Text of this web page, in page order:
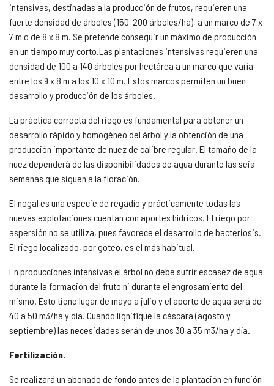
intensivas, destinadas a la producción de frutos, requieren una
fuerte densidad de árboles (150-200 árboles/ha), a un marco de 7 x
7 m o de 8 x 8 m. Se pretende conseguir un máximo de producción
en un tiempo muy corto.Las plantaciones intensivas requieren una
densidad de 100 a 140 árboles por hectárea a un marco que varía
entre los 9 x 8 m a los 10 x 10 m. Estos marcos permiten un buen
desarrollo y producción de los árboles.
La práctica correcta del riego es fundamental para obtener un
desarrollo rápido y homogéneo del árbol y la obtención de una
producción importante de nuez de calibre regular. El tamaño de la
nuez dependerá de las disponibilidades de agua durante las seis
semanas que siguen a la floración.
El nogal es una especie de regadío y prácticamente todas las
nuevas explotaciones cuentan con aportes hídricos. El riego por
aspersión no se utiliza, pues favorece el desarrollo de bacteriosis.
El riego localizado, por goteo, es el más habitual.
En producciones intensivas el árbol no debe sufrir escasez de agua
durante la formación del fruto ni durante el engrosamiento del
mismo. Esto tiene lugar de mayo a julio y el aporte de agua será de
40 a 50 m3/ha y día. Cuando lignifique la cáscara (agosto y
septiembre) las necesidades serán de unos 30 a 35 m3/ha y día.
Fertilización.
Se realizará un abonado de fondo antes de la plantación en función